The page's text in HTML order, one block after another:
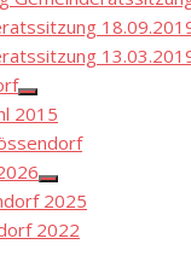
Show
sub
menu
2015
Show
sub
menu
2025
2022